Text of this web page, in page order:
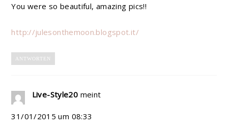
You were so beautiful, amazing pics!!
http://julesonthemoon.blogspot.it/
ANTWORTEN
Live-Style20 meint
31/01/2015 um 08:33